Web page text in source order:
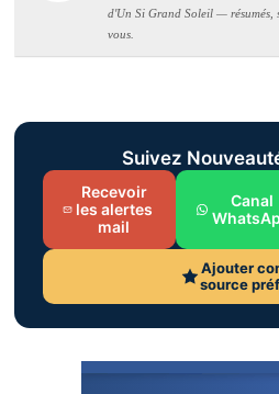
d'Un Si Grand Soleil — résumés,
vous.
Suivez
Recevoir
les alertes
mail
Canal
Ajouter
source